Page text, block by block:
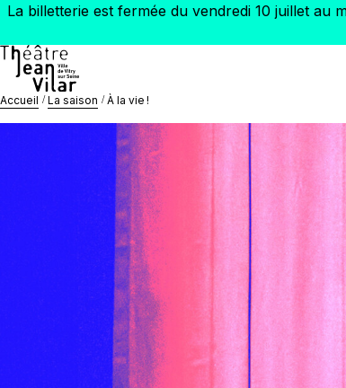
La billetterie est fermée du vendredi 10 juillet au
Accueil La saison À la vie !